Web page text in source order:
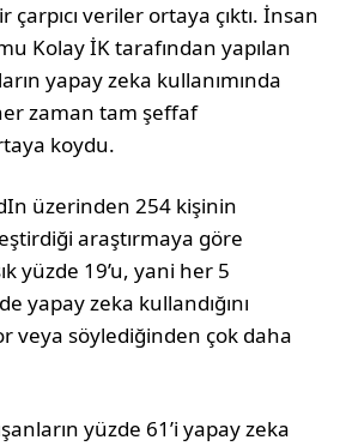
çarpıcı veriler ortaya çıktı. İnsan
Kolay İK tarafından yapılan
yapay zeka kullanımında
zaman tam şeffaf
koydu.
üzerinden 254 kişinin
araştırmaya göre
yüzde 19’u, yani her 5
yapay zeka kullandığını
veya söylediğinden çok daha
yüzde 61’i yapay zeka